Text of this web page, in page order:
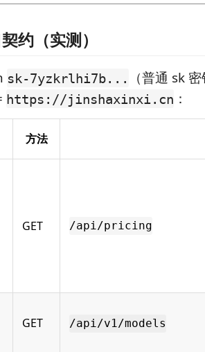
约（实测）
sk-7yzkrlhi7b...
（普通 sk
https://jinshaxinxi.cn ：
方法
GET /api/pricing
GET /api/v1/models